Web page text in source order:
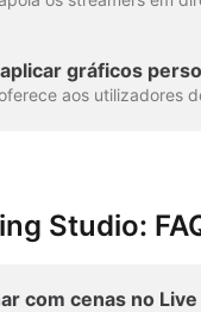
gráficos
Studio:
com cenas no